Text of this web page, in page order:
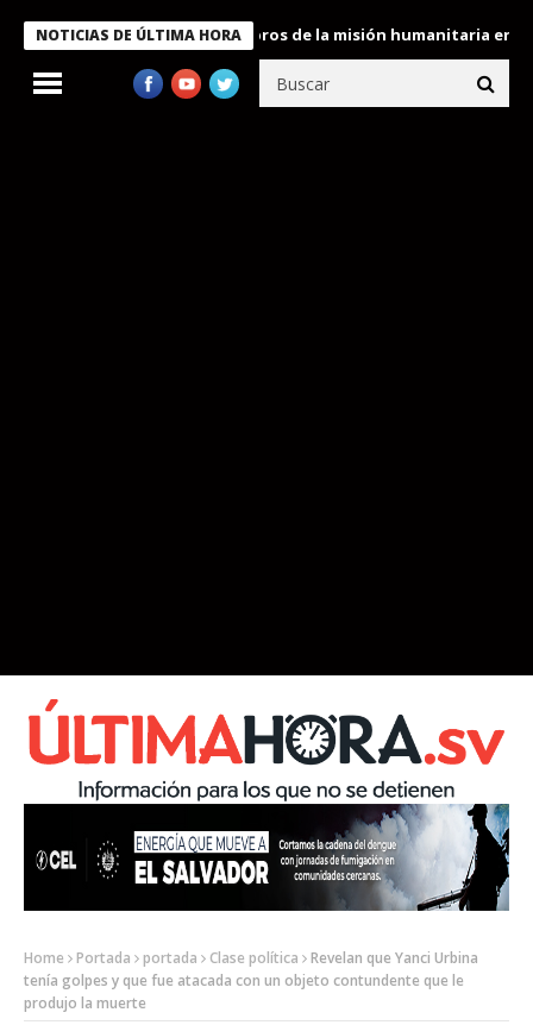
NOTICIAS DE ÚLTIMA HORA
Bukele condecora a miembros de la misión humanitaria enviada
Home Portada portada Clase política
Revelan que Yanci Urbina
tenía golpes y que fue atacada con un objeto contundente que le
produjo la muerte